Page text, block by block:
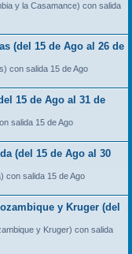
y la Casamance) con salida
(del 15 de Ago al 26 de
con salida 15 de Ago
15 de Ago al 31 de
salida 15 de Ago
(del 15 de Ago al 30
con salida 15 de Ago
y Kruger (del
y Kruger) con salida